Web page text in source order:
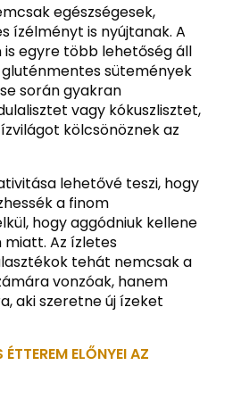
egészségesek,
ízélményt is nyújtanak. A
egyre több lehetőség áll
sütemények
során gyakran
vagy kókuszlisztet,
kölcsönöznek az
lehetővé teszi, hogy
a finom
hogy aggódniuk kellene
Az ízletes
tehát nemcsak a
vonzóak, hanem
aki szeretne új ízeket
ELŐNYEI AZ